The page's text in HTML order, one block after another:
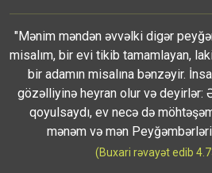
"Mənim məndən əvvəlki digər
misalım, bir evi tikib tamamlayan,
bir adamın misalına bənzəyir.
gözəlliyinə heyran olur və deyirlər:
qoyulsaydı, ev necə də
mənəm və mən
(Buxari rəvayət edib